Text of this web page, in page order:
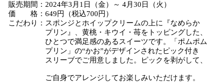
販売期間：2024年3月1日（金）～ 4月30日（火）
価 格：649円（税込700円）
こだわり：スポンジとホイップクリームの上に『なめらか
プリン』、黄桃・キウイ・苺をトッピングした、
ひとつで満⾜感のあるスイーツです。「ポムポム
プリン」の“かお”がデザインされたピック付き
スリーブでご用意しました。ピックを剥がして、
ご自身でアレンジしてお楽しみいただけます。